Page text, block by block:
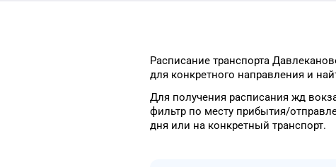
Расписание транспорта
для конкретного направления и
Для получения расписания жд
фильтр по месту прибытия/
дня или на конкретный транспорт.